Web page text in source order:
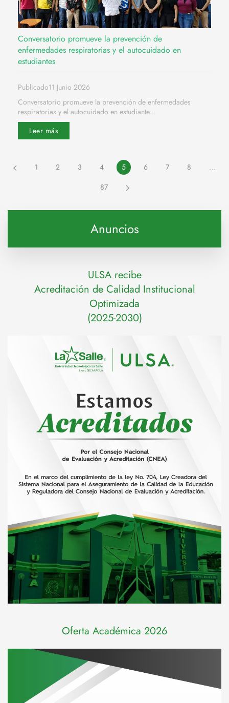
Conversatorio promueve la prevención de
enfermedades respiratorias y el autocuidado en
estudiantes
Publicado11 Junio 2026
Conversatorio promueve la prevención de enfermedades
respiratorias y el autocuidado en estudiante...
Leer más
1 2 3 4 5 6 7 8
…
87
Anuncios
ULSA recibe
Acreditación de Calidad Institucional
Optimizada
(2025-2030)
Oferta Académica 2026